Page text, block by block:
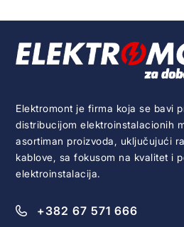
Elektromont je firma koja se bavi
distribucijom elektroinstalacionih
asortiman proizvoda, uključujući
kablove, sa fokusom na kvalitet i
elektroinstalacija.
+382 67 571 666